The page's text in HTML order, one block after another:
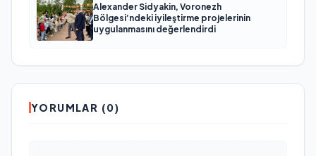
Alexander Sidyakin, Voronezh
Bölgesi’ndeki iyileştirme projelerinin
uygulanmasını değerlendirdi
YORUMLAR (0)